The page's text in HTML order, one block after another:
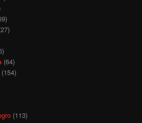
(64)
(154)
(113)